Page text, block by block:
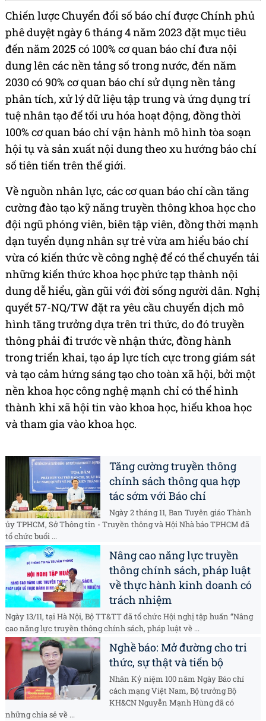
Chiến lược Chuyển đổi số báo chí được Chính phủ
phê duyệt ngày 6 tháng 4 năm 2023 đặt mục tiêu
đến năm 2025 có 100% cơ quan báo chí đưa nội
dung lên các nền tảng số trong nước, đến năm
2030 có 90% cơ quan báo chí sử dụng nền tảng
phân tích, xử lý dữ liệu tập trung và ứng dụng trí
tuệ nhân tạo để tối ưu hóa hoạt động, đồng thời
100% cơ quan báo chí vận hành mô hình tòa soạn
hội tụ và sản xuất nội dung theo xu hướng báo chí
số tiên tiến trên thế giới.
Về nguồn nhân lực, các cơ quan báo chí cần tăng
cường đào tạo kỹ năng truyền thông khoa học cho
đội ngũ phóng viên, biên tập viên, đồng thời mạnh
dạn tuyển dụng nhân sự trẻ vừa am hiểu báo chí
vừa có kiến thức về công nghệ để có thể chuyển tải
những kiến thức khoa học phức tạp thành nội
dung dễ hiểu, gần gũi với đời sống người dân. Nghị
quyết 57-NQ/TW đặt ra yêu cầu chuyển dịch mô
hình tăng trưởng dựa trên tri thức, do đó truyền
thông phải đi trước về nhận thức, đồng hành
trong triển khai, tạo áp lực tích cực trong giám sát
và tạo cảm hứng sáng tạo cho toàn xã hội, bởi một
nền khoa học công nghệ mạnh chỉ có thể hình
thành khi xã hội tin vào khoa học, hiểu khoa học
và tham gia vào khoa học.
Tăng cường truyền thông
chính sách thông qua hợp
tác sớm với Báo chí
Ngày 2 tháng 11, Ban Tuyên giáo Thành
ủy TPHCM, Sở Thông tin - Truyền thông và Hội Nhà báo TPHCM đã
tổ chức buổi ...
Nâng cao năng lực truyền
thông chính sách, pháp luật
về thực hành kinh doanh có
trách nhiệm
Ngày 13/11, tại Hà Nội, Bộ TT&TT đã tổ chức Hội nghị tập huấn “Nâng
cao năng lực truyền thông chính sách, pháp luật về ...
Nghề báo: Mở đường cho tri
thức, sự thật và tiến bộ
Nhân Kỷ niệm 100 năm Ngày Báo chí
cách mạng Việt Nam, Bộ trưởng Bộ
KH&CN Nguyễn Mạnh Hùng đã có
những chia sẻ về ...